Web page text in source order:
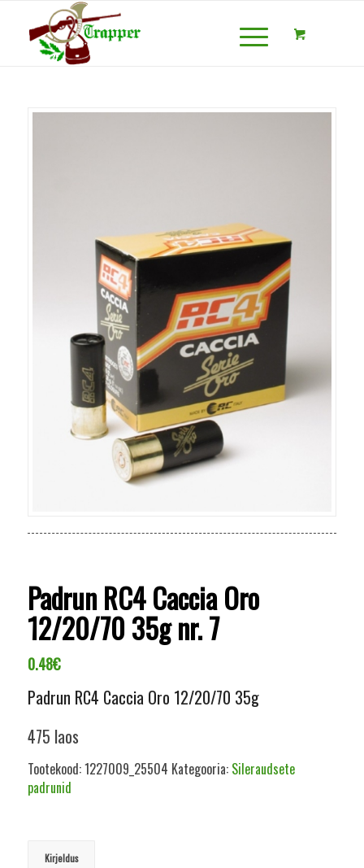
Padrun RC4 Caccia Oro
12/20/70 35g nr. 7
0.48€
Padrun RC4 Caccia Oro 12/20/70 35g
475 laos
Tootekood:1227009_25504 Kategooria: Sileraudsete
padrunid
Kirjeldus